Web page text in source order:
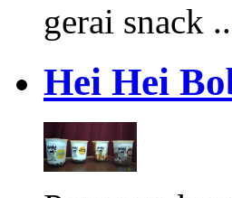
gerai snack ..
Hei Hei